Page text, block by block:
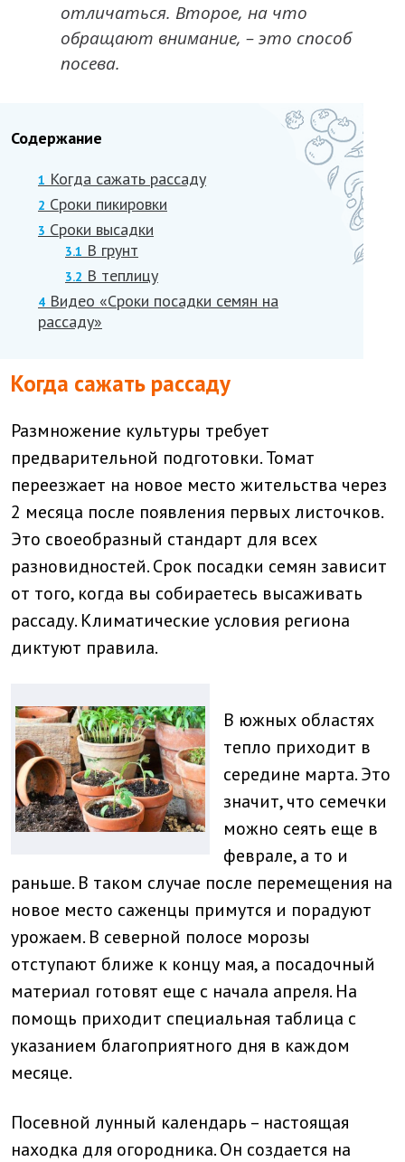
отличаться. Второе, на что
обращают внимание, – это способ
посева.
Содержание
1 Когда сажать рассаду
2 Сроки пикировки
3 Сроки высадки
3.1 В грунт
3.2 В теплицу
4 Видео «Сроки посадки семян на
рассаду»
Когда сажать рассаду
Размножение культуры требует
предварительной подготовки. Томат
переезжает на новое место жительства через
2 месяца после появления первых листочков.
Это своеобразный стандарт для всех
разновидностей. Срок посадки семян зависит
от того, когда вы собираетесь высаживать
рассаду. Климатические условия региона
диктуют правила.
В южных областях
тепло приходит в
середине марта. Это
значит, что семечки
можно сеять еще в
феврале, а то и
раньше. В таком случае после перемещения на
новое место саженцы примутся и порадуют
урожаем. В северной полосе морозы
отступают ближе к концу мая, а посадочный
материал готовят еще с начала апреля. На
помощь приходит специальная таблица с
указанием благоприятного дня в каждом
месяце.
Посевной лунный календарь – настоящая
находка для огородника. Он создается на